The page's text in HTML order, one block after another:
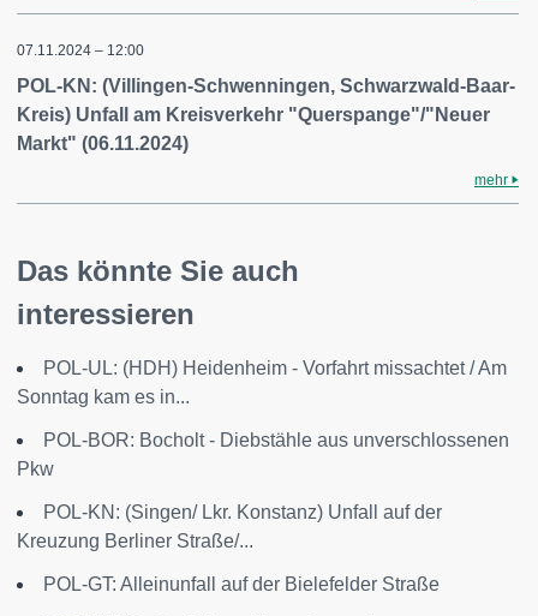
07.11.2024 – 12:00
POL-KN: (Villingen-Schwenningen, Schwarzwald-Baar-
Kreis) Unfall am Kreisverkehr "Querspange"/"Neuer
Markt" (06.11.2024)
mehr
Das könnte Sie auch
interessieren
POL-UL: (HDH) Heidenheim - Vorfahrt missachtet / Am
Sonntag kam es in...
POL-BOR: Bocholt - Diebstähle aus unverschlossenen
Pkw
POL-KN: (Singen/ Lkr. Konstanz) Unfall auf der
Kreuzung Berliner Straße/...
POL-GT: Alleinunfall auf der Bielefelder Straße